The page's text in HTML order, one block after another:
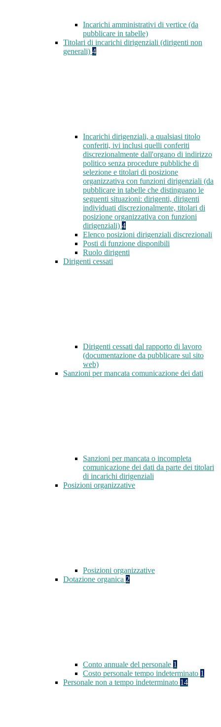
Incarichi amministrativi di vertice (da
pubblicare in tabelle)
Titolari di incarichi dirigenziali (dirigenti non
generali) 4
Incarichi dirigenziali, a qualsiasi titolo
conferiti, ivi inclusi quelli conferiti
discrezionalmente dall'organo di indirizzo
politico senza procedure pubbliche di
selezione e titolari di posizione
organizzativa con funzioni dirigenziali (da
pubblicare in tabelle che distinguano le
seguenti situazioni: dirigenti, dirigenti
individuati discrezionalmente, titolari di
posizione organizzativa con funzioni
dirigenziali) 4
Elenco posizioni dirigenziali discrezionali
Posti di funzione disponibili
Ruolo dirigenti
Dirigenti cessati
Dirigenti cessati dal rapporto di lavoro
(documentazione da pubblicare sul sito
web)
Sanzioni per mancata comunicazione dei dati
Sanzioni per mancata o incompleta
comunicazione dei dati da parte dei titolari
di incarichi dirigenziali
Posizioni organizzative
Posizioni organizzative
Dotazione organica 2
Conto annuale del personale 1
Costo personale tempo indeterminato 1
Personale non a tempo indeterminato 14